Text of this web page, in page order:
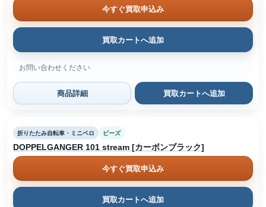
今すぐ買取申込み
買取カートへ追加
お問い合わせください
商品詳細 買取カートへ追加
折りたたみ自転車・ミニベロ ビーズ
DOPPELGANGER 101 stream [カーボンブラック]
今すぐ買取申込み
買取カートへ追加